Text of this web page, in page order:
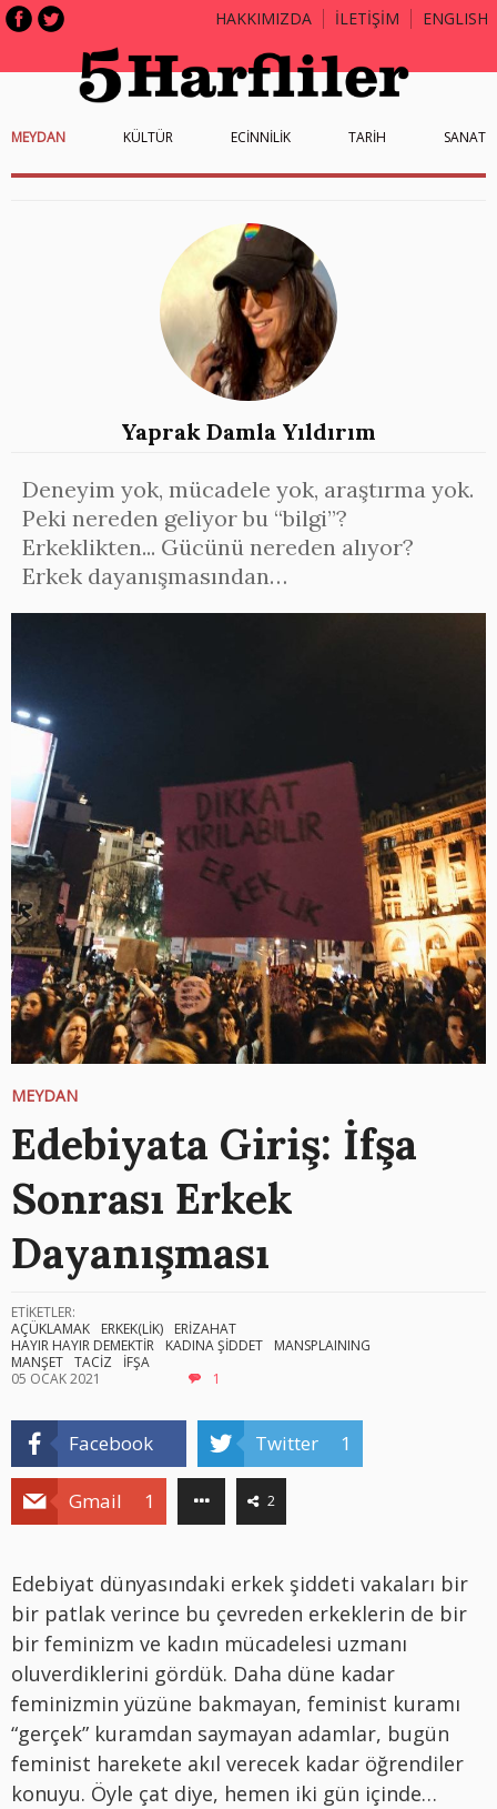
HAKKIMIZDA İLETİŞİM ENGLISH
MEYDAN KÜLTÜR ECİNNİLİK TARİH SANAT
Yaprak Damla Yıldırım
Deneyim yok, mücadele yok, araştırma yok.
Peki nereden geliyor bu “bilgi”?
Erkeklikten... Gücünü nereden alıyor?
Erkek dayanışmasından…
MEYDAN
Edebiyata Giriş: İfşa
Sonrası Erkek
Dayanışması
ETİKETLER:
AÇÜKLAMAK
ERKEK(LİK)
ERİZAHAT
HAYIR HAYIR DEMEKTİR
KADINA ŞİDDET
MANSPLAINING
MANŞET TACİZ
İFŞA
05 OCAK 2021
1
Facebook Twitter 1
Gmail 1 2
Edebiyat dünyasındaki erkek şiddeti vakaları bir
bir patlak verince bu çevreden erkeklerin de bir
bir feminizm ve kadın mücadelesi uzmanı
oluverdiklerini gördük. Daha düne kadar
feminizmin yüzüne bakmayan, feminist kuramı
“gerçek” kuramdan saymayan adamlar, bugün
feminist harekete akıl verecek kadar öğrendiler
konuyu. Öyle çat diye, hemen iki gün içinde…